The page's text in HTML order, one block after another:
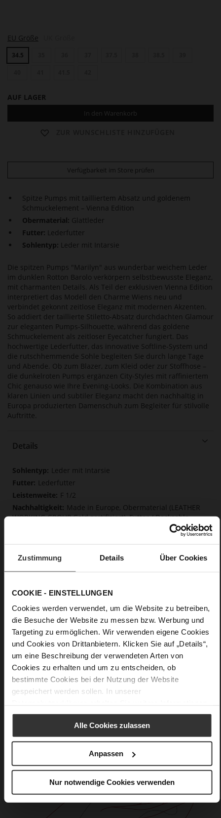
Zustimmung Details Über Cookies
COOKIE - EINSTELLUNGEN
Cookies werden verwendet, um die Website zu betreiben,
die Besuche der Website zu messen bzw. Werbung und
Targeting zu ermöglichen. Wir verwenden eigene Cookies
und Cookies von Drittanbietern. Klicken Sie auf „Details“,
um eine Beschreibung der verwendeten Arten von
Cookies zu erhalten und um zu entscheiden, ob
bestimmte Cookies bei der Nutzung der Website
gespeichert werden sollen. In unserer
Alle Cookies zulassen
Anpassen
Nur notwendige Cookies verwenden
A
R
I
L
EU Größe
34.5
AUF LAGER
In den Warenkorb
Verfügbarkeit im Store prüfen
Spitze Pumps mit tailliertem Absatz und goldenem
Schmuckelement – Vienna Edition
Obermaterial: Glattleder
Futter: Lederfutter
Sohlentyp: Leder mit Intarsie
Die spitzen Pumps "Marilyn" aus wunderbar weichem Leder
im dunklen Rotton Barolo verkörpern selbstbewusste Eleganz,
mit charmanten Details. Als Teil der exklusiven Vienna Edition
interpretiert das Modell den Charme Wiens neu und
verbindet gekonnt zeitlose Eleganz mit modernen Akzenten.
So addiert der taillierte Stiletto-Absatz durchdachten Glamour
zur eleganten Pumps-Silhouette, während das goldene
Schmuckelement als zeitloser Eyecatcher fungiert. Das
hochwertige Lederfutter, das innovative Softline-System und
die rutschhemmende Sohle begleiten Sie durch lange Tage
und Abende. Ob zum Blazer, zum Kleid oder zur Stoffhose –
die dunkelroten Pumps ergänzen City-Styles mit raffiniertem
Chic genauso wie Ihre Evening-Looks. Die Kombination aus
klaren Linien und subtiler Eleganz macht den nachhaltig in
Europa produzierten Damenschuh zum Begleiter für stilvolle
Auftritte.
Details
Mehr
Informationen
Leder mit Intarsie
Lederfutter
F 1/2
Made in Europe, Obermaterial (LEATHER
WORKING GROUP Gold zertifiziert), Futter / Decksohle
Softline, Nachhaltiges Produkt, Made in Europe
Nein
Pfennigabsatz / Stiletto
Care